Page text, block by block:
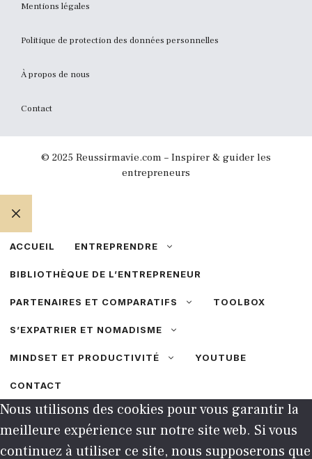
Mentions légales
Politique de protection des données personnelles
À propos de nous
Contact
© 2025 Reussirmavie.com – Inspirer & guider les
entrepreneurs
FERMER
ACCUEIL ENTREPRENDRE
BIBLIOTHÈQUE DE L’ENTREPRENEUR
PARTENAIRES ET COMPARATIFS TOOLBOX
S’EXPATRIER ET NOMADISME
MINDSET ET PRODUCTIVITÉ YOUTUBE
CONTACT
Nous utilisons des cookies pour vous garantir la
meilleure expérience sur notre site web. Si vous
continuez à utiliser ce site, nous supposerons que